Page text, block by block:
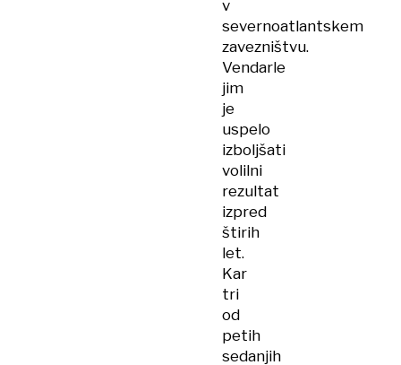
v
severnoatlantskem
zavezništvu.
Vendarle
jim
je
uspelo
izboljšati
volilni
rezultat
izpred
štirih
let.
Kar
tri
od
petih
sedanjih